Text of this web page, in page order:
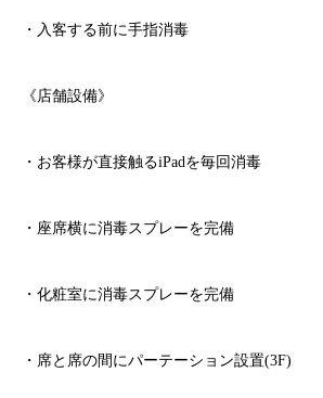
・入客する前に手指消毒
《店舗設備》
・お客様が直接触るiPadを毎回消毒
・座席横に消毒スプレーを完備
・化粧室に消毒スプレーを完備
・席と席の間にパーテーション設置(3F)